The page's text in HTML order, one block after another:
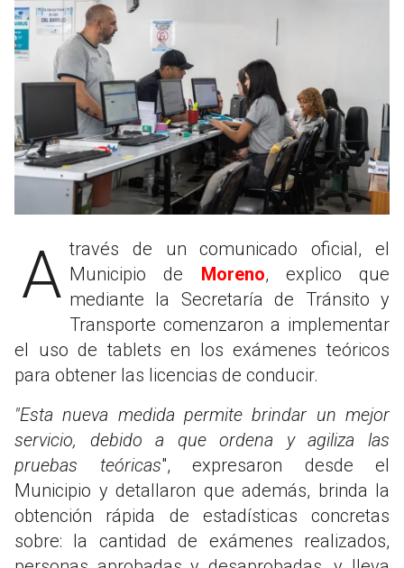
A través de un comunicado oficial, el Municipio de Moreno, explico que
mediante la Secretaría de Tránsito y
Transporte comenzaron a implementar
el uso de tablets en los exámenes teóricos
para obtener las licencias de conducir.
"Esta nueva medida permite brindar un mejor
servicio, debido a que ordena y agiliza las
pruebas teóricas", expresaron desde el
Municipio y detallaron que además, brinda la
obtención rápida de estadísticas concretas
sobre: la cantidad de exámenes realizados,